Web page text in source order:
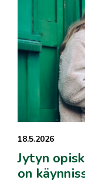
18.5.2026
Jytyn
on